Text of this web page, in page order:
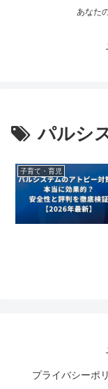
あなた
パルシ
子育て・育児
プライバシーポ